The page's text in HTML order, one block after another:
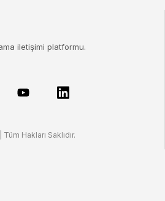
iletişimi platformu.
Hakları Saklıdır.